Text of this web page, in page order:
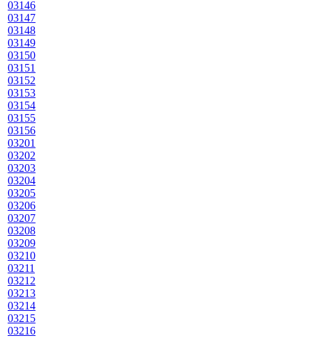
03146
03147
03148
03149
03150
03151
03152
03153
03154
03155
03156
03201
03202
03203
03204
03205
03206
03207
03208
03209
03210
03211
03212
03213
03214
03215
03216